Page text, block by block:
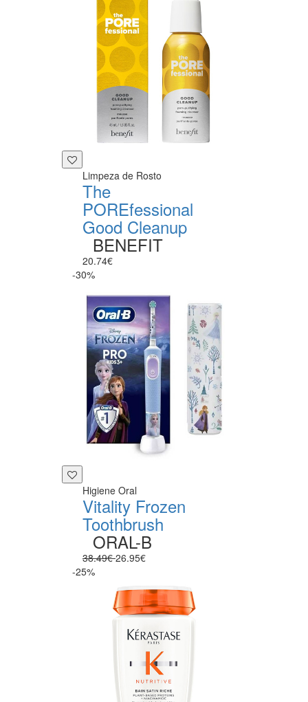
Limpeza de Rosto
The
POREfessional
Good Cleanup
BENEFIT
20.74€
-30%
Higiene Oral
Vitality Frozen
Toothbrush
ORAL-B
38.49€26.95€
-25%